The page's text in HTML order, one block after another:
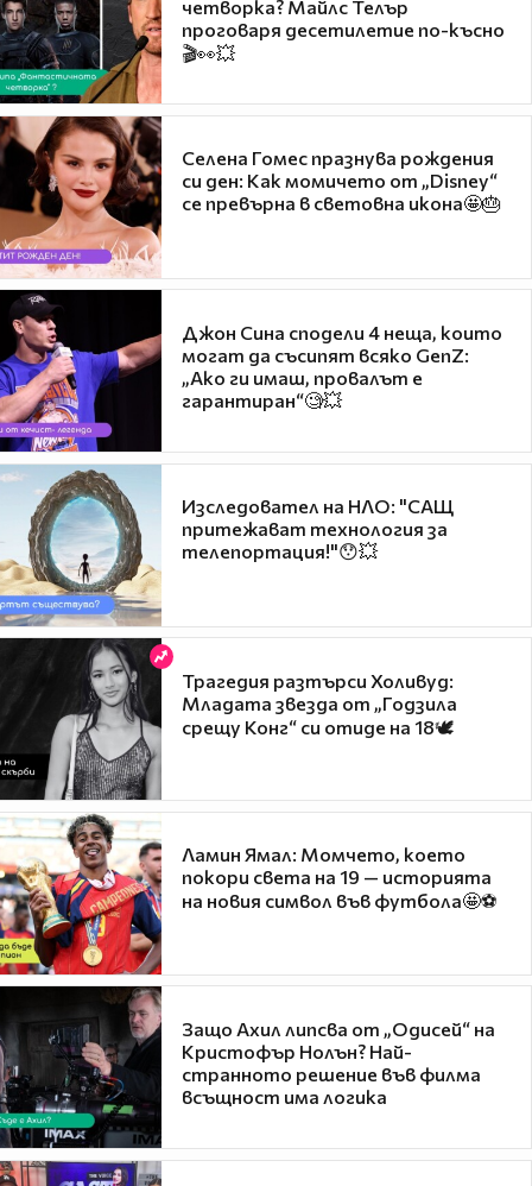
четворка? Майлс Телър
проговаря десетилетие по-късно
🎬👀💥
Селена Гомес празнува рождения
си ден: Как момичето от „Disney“
се превърна в световна икона🤩🎂
Джон Сина сподели 4 неща, които
могат да съсипят всяко GenZ:
„Ако ги имаш, провалът е
гарантиран“🧐💥
Изследовател на НЛО: "САЩ
притежават технология за
телепортация!"😯💥
Трагедия разтърси Холивуд:
Младата звезда от „Годзила
срещу Конг“ си отиде на 18🕊️
Ламин Ямал: Момчето, което
покори света на 19 — историята
на новия символ във футбола🤩⚽
Защо Ахил липсва от „Одисей“ на
Кристофър Нолън? Най-
странното решение във филма
всъщност има логика